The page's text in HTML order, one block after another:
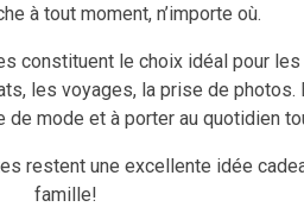
à tout moment, n’importe où.
constituent le choix idéal pour
les voyages, la prise de photos.
mode et à porter au quotidien
restent une excellente idée
famille!